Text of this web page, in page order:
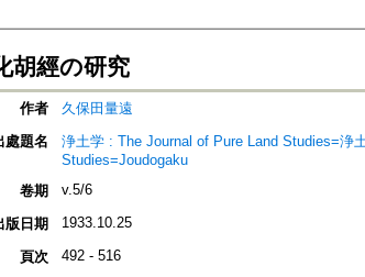
胡經の研究
作者
久保田量遠
處題名
浄土学 : The Journal of Pure Land Studies=浄
Studies=Joudogaku
卷期
v.5/6
版日期 1933.10.25
頁次 492 - 516